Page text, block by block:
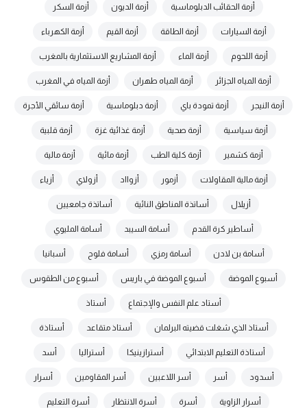
أزمة الحقائب الدبلوماسية أزمة الديون أزمة السكر
أزمة السيارات أزمة الطاقة أزمة القيم أزمة الكهرباء
أزمة اللحوم أزمة الماء أزمة المشاريع الاستثمارية بالمغرب
أزمة المياه الجزائر أزمة المياه طهران أزمة المياه في المغرب
أزمة النيجر أزمة تمودة باي أزمة دبلوماسية أزمة سائقي الأجرة
أزمة سياسية أزمة صحية أزمة غذائية غزة أزمة قلبية
أزمة كشمير أزمة كلية الطب أزمة مائية أزمة مالية
أزمة مالية المقاولات أزمور أزوااد أزولاي أزياء
أزيلال أساتذة المناطق النائية أساتذة جامعيين
أساطير كرة القدم أسامة السيبد أسامة المليوي
أسامة بن لادن أسامة رمزي أسامة فلوح أسبانيا
أسبوع الموضة أسبوع الموضة في باريس أسبوع من الطقوس
أستاد علم النفس والإجتماع أستاذ
أستاذ الذي شغلت قضيته البرلمان أستاذ متقاعد أستاذة
أستاذة التعليم الابتدائي أسترازينيكا أستراليا أسد
أسدود أسر أسر اللاعبين أسر المقاومين أسرار
أسرار الزاوية أسرة أسرة الانتظار أسرة التعليم